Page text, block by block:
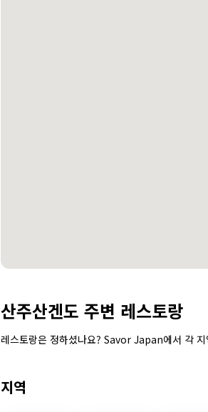
산주산겐도 주변 레스토랑
레스토랑은 정하셨나요? Savor Japan에서 각
지역